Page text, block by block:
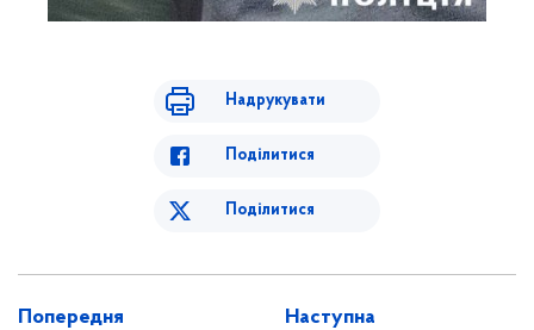
Надрукувати
Поділитися
Поділитися
Попередня Наступна